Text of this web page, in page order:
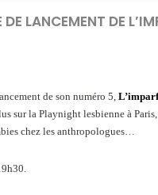
DE LANCEMENT DE
de son numéro 5,
sur la Playnight lesbienne à
chez les anthropologues…